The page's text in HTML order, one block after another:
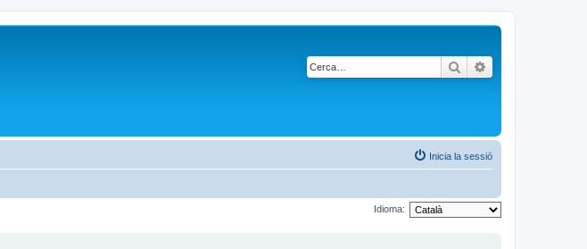
Cerca
Inicia la sessió
Idioma: